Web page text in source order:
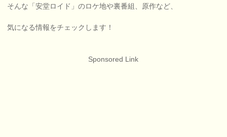
そんな「安堂ロイド」のロケ地や裏番組、原作など、
気になる情報をチェックします！
Sponsored Link